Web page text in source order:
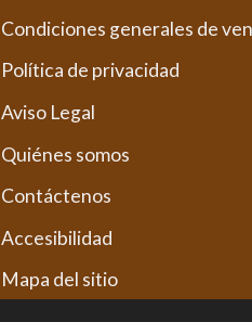
Condiciones generales de
Política de privacidad
Aviso Legal
Quiénes somos
Contáctenos
Accesibilidad
Mapa del sitio